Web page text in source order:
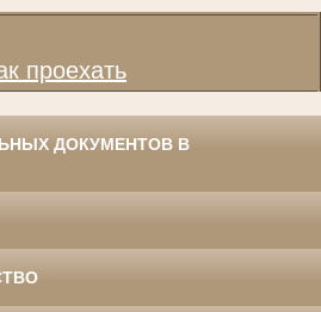
проехать
ДОКУМЕНТОВ В